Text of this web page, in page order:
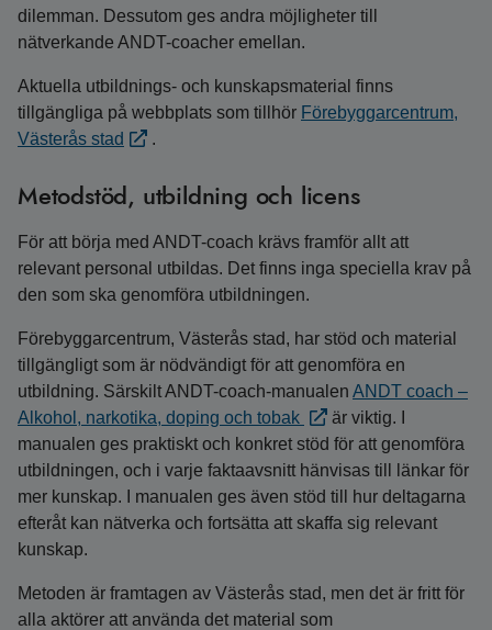
dilemman. Dessutom ges andra möjligheter till
nätverkande ANDT-coacher emellan.
Aktuella utbildnings- och kunskapsmaterial finns
tillgängliga på webbplats som tillhör Förebyggarcentrum,
Västerås stad
.
Metodstöd, utbildning och licens
För att börja med ANDT-coach krävs framför allt att
relevant personal utbildas. Det finns inga speciella krav på
den som ska genomföra utbildningen.
Förebyggarcentrum, Västerås stad, har stöd och material
tillgängligt som är nödvändigt för att genomföra en
utbildning. Särskilt ANDT-coach-manualen ANDT coach –
Alkohol, narkotika, doping och tobak
är viktig. I
manualen ges praktiskt och konkret stöd för att genomföra
utbildningen, och i varje faktaavsnitt hänvisas till länkar för
mer kunskap. I manualen ges även stöd till hur deltagarna
efteråt kan nätverka och fortsätta att skaffa sig relevant
kunskap.
Metoden är framtagen av Västerås stad, men det är fritt för
alla aktörer att använda det material som